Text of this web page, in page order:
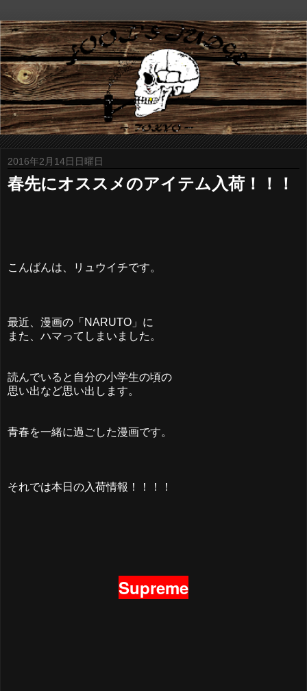
2016年2月14日日曜日
春先にオススメのアイテム入荷！！！
こんばんは、リュウイチです。
最近、漫画の「NARUTO」に
また、ハマってしまいました。
読んでいると自分の小学生の頃の
思い出など思い出します。
青春を一緒に過ごした漫画です。
それでは本日の入荷情報！！！！
Supreme